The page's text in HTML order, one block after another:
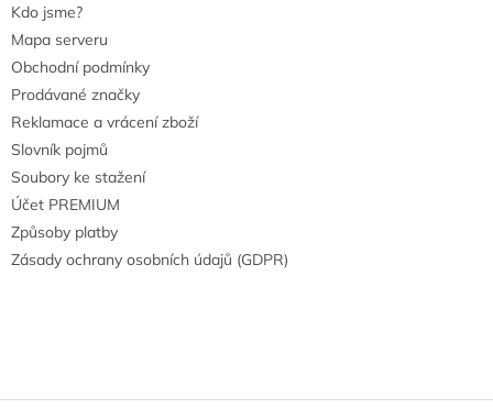
Kdo jsme?
Mapa serveru
Obchodní podmínky
Prodávané značky
Reklamace a vrácení zboží
Slovník pojmů
Soubory ke stažení
Účet PREMIUM
Způsoby platby
Zásady ochrany osobních údajů (GDPR)